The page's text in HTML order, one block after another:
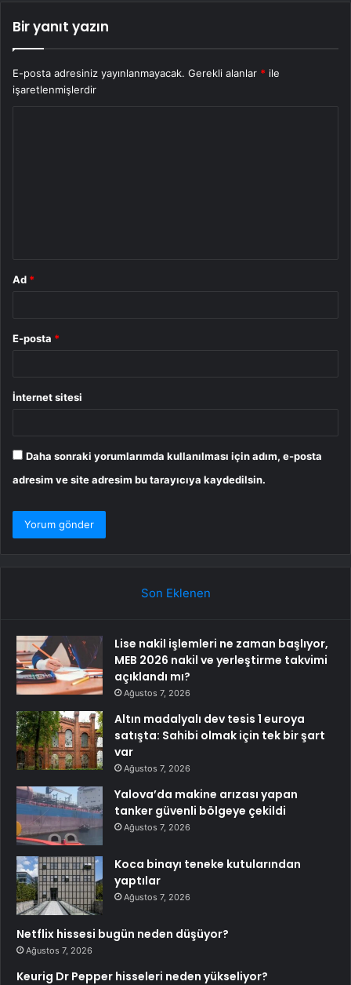
Bir yanıt yazın
E-posta adresiniz yayınlanmayacak. Gerekli alanlar * ile
işaretlenmişlerdir
Ad *
E-posta *
İnternet sitesi
Daha sonraki yorumlarımda kullanılması için adım, e-posta
adresim ve site adresim bu tarayıcıya kaydedilsin.
Son Eklenen
Lise nakil işlemleri ne zaman başlıyor,
MEB 2026 nakil ve yerleştirme takvimi
açıklandı mı?
Ağustos 7, 2026
Altın madalyalı dev tesis 1 euroya
satışta: Sahibi olmak için tek bir şart
var
Ağustos 7, 2026
Yalova’da makine arızası yapan
tanker güvenli bölgeye çekildi
Ağustos 7, 2026
Koca binayı teneke kutularından
yaptılar
Ağustos 7, 2026
Netflix hissesi bugün neden düşüyor?
Ağustos 7, 2026
Keurig Dr Pepper hisseleri neden yükseliyor?